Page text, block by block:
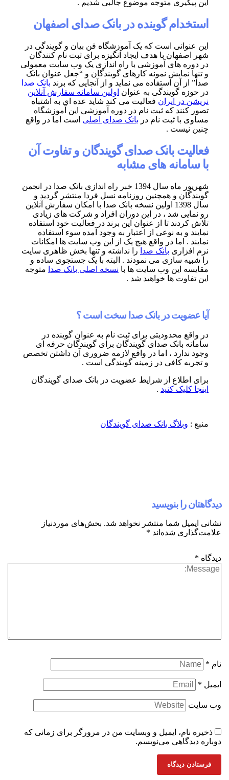
متوجه موضوع جالبی شدیم .
گوینده در بانک صدای اصفهان
است که یک آموزشگاه فن بیان و گویندگی در
با هدف ایجاد انگیزه برای ثبت نام کنندگان
های آموزشی با راه اندازی یک وب سایت معمولی
نمونه کارهای گویندگان و “جعل عنوان بانک
آن استفاده می نماید و از آنجایی که برندبانک صدا
گویندگی به عنواناولین سامانه سفارش آنلاین
ایران فعالیت می کند شاید عده ای به اشتباه
که ثبت نام در دوره آموزشی این آموزشگاه
ثبت نام در بانک صدای اصلیاست اما در واقع
بانک صدای گویندگان و تفاوت آن
های مشابه
شهریور ماه سال 1394 خبر راه اندازی بانک صدا در انجمن
و همچنین روزنامه نسل فردا منتشر گردید و
سال 1398 اولین نسخه بانک صدا با امکان سفارش آنلاین
شد ، در این دوران افراد و شرکت های زیادی
تا از عنوان این برند در فعالیت خود استفاده
به نوعی از اعتبار به وجود آمده سوء استفاده
اما در واقع هیچ یک از این وب سایت ها امکانات
بانک صدا را نداشته و تنها بخش ظاهری سایت
سازی می نمودند . البته با یک جستجوی ساده و
این وب سایت ها بانسخه اصلی بانک صدامتوجه
ها خواهید شد .
در بانک صدا سخت است ؟
محدودیتی برای ثبت نام به عنوان گوینده در
صدای گویندگان برای گویندگان حرفه ای
، اما در واقع لازمه ضروری آن داشتن تخصص
کافی در زمینه گویندگی است .
از شرایط عضویت در بانک صدای گویندگان
کنید.
بانک صدای گویندگان
بنویسید
شما منتشر نخواهد شد. بخش‌های موردنیاز
شده‌اند*
ایمیل و وبسایت من در مرورگر برای زمانی که
می‌نویسم.